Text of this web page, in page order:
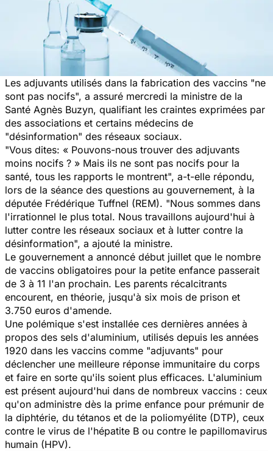
Les adjuvants utilisés dans la fabrication des vaccins "ne
sont pas nocifs", a assuré mercredi la ministre de la
Santé Agnès Buzyn, qualifiant les craintes exprimées par
des associations et certains médecins de
"désinformation" des réseaux sociaux.
"Vous dites: « Pouvons-nous trouver des adjuvants
moins nocifs ? » Mais ils ne sont pas nocifs pour la
santé, tous les rapports le montrent", a-t-elle répondu,
lors de la séance des questions au gouvernement, à la
députée Frédérique Tuffnel (REM). "Nous sommes dans
l'irrationnel le plus total. Nous travaillons aujourd'hui à
lutter contre les réseaux sociaux et à lutter contre la
désinformation", a ajouté la ministre.
Le gouvernement a annoncé début juillet que le nombre
de vaccins obligatoires pour la petite enfance passerait
de 3 à 11 l'an prochain. Les parents récalcitrants
encourent, en théorie, jusqu'à six mois de prison et
3.750 euros d'amende.
Une polémique s'est installée ces dernières années à
propos des sels d'aluminium, utilisés depuis les années
1920 dans les vaccins comme "adjuvants" pour
déclencher une meilleure réponse immunitaire du corps
et faire en sorte qu'ils soient plus efficaces. L'aluminium
est présent aujourd'hui dans de nombreux vaccins : ceux
qu'on administre dès la prime enfance pour prémunir de
la diphtérie, du tétanos et de la poliomyélite (DTP), ceux
contre le virus de l'hépatite B ou contre le papillomavirus
humain (HPV).